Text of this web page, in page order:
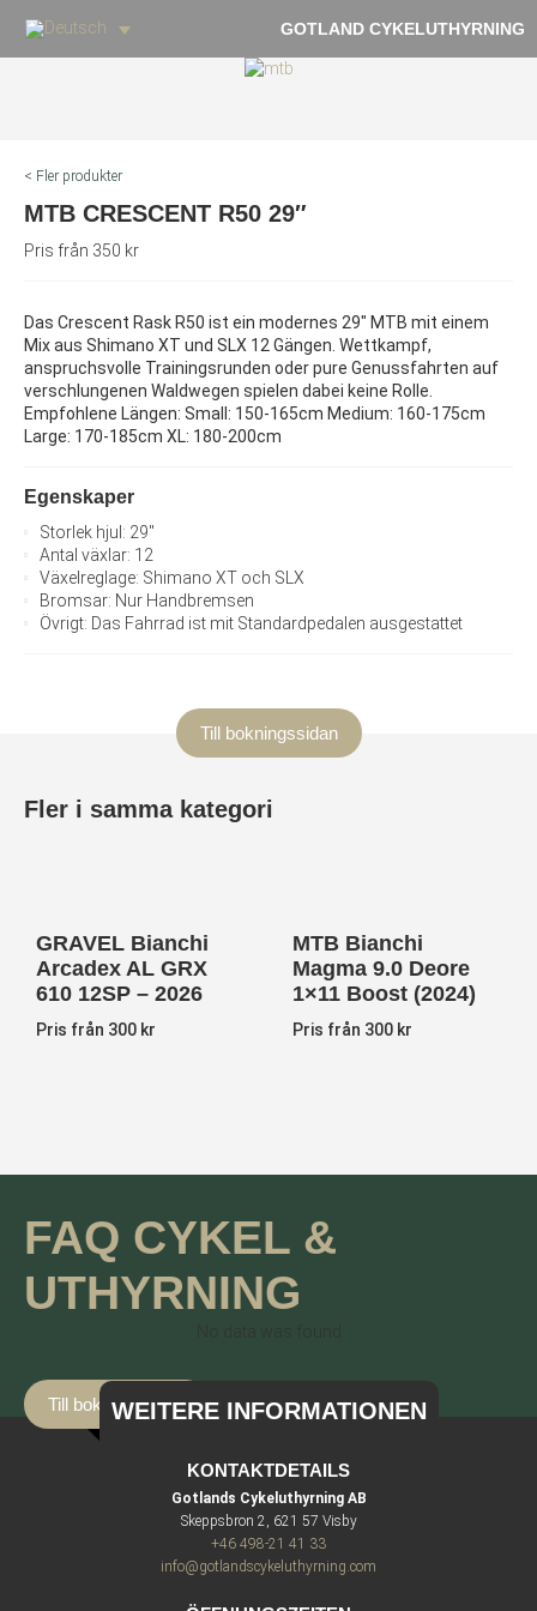
GOTLAND CYKELUTHYRNING
< Fler produkter
MTB CRESCENT R50 29″
Pris från 350 kr
Das Crescent Rask R50 ist ein modernes 29″ MTB mit einem
Mix aus Shimano XT und SLX 12 Gängen. Wettkampf,
anspruchsvolle Trainingsrunden oder pure Genussfahrten auf
verschlungenen Waldwegen spielen dabei keine Rolle.
Empfohlene Längen: Small: 150-165cm Medium: 160-175cm
Large: 170-185cm XL: 180-200cm
Egenskaper
Storlek hjul: 29"
Antal växlar: 12
Växelreglage: Shimano XT och SLX
Bromsar: Nur Handbremsen
Övrigt: Das Fahrrad ist mit Standardpedalen ausgestattet
Till bokningssidan
Fler i samma kategori
GRAVEL Bianchi
Arcadex AL GRX
610 12SP – 2026
Pris från 300 kr
MTB Bianchi
Magma 9.0 Deore
1×11 Boost (2024)
Pris från 300 kr
FAQ CYKEL &
UTHYRNING
Till bokningssidan
WEITERE INFORMATIONEN
KONTAKTDETAILS
Gotlands Cykeluthyrning AB
Skeppsbron 2, 621 57 Visby
+46 498-21 41 33
info@gotlandscykeluthyrning.com